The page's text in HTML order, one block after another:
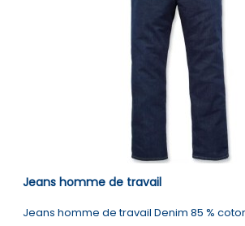
Jeans homme de travail
Jeans homme de travail Denim 85 %